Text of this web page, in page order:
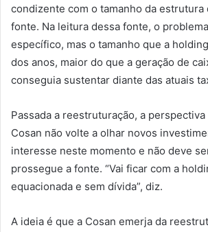
condizente com o tamanho da estrutura
fonte. Na leitura dessa fonte, o
específico, mas o tamanho que a
dos anos, maior do que a geração de
conseguia sustentar diante das atuais
Passada a reestruturação, a
Cosan não volte a olhar novos
interesse neste momento e não deve
prossegue a fonte. “Vai ficar com a
equacionada e sem dívida”, diz.
A ideia é que a Cosan emerja da